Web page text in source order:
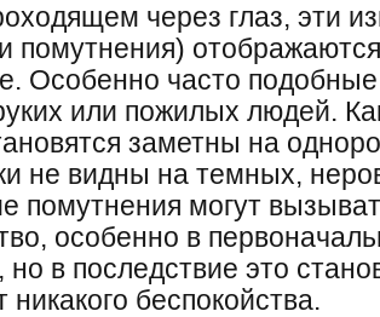
через глаз, эти
помутнения)
Особенно часто
или пожилых людей.
заметны на
не видны на темных,
помутнения могут
особенно в
но в последствие это
никакого беспокойства.